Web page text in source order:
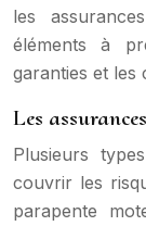
les
éléments à
garanties et les
Les
Plusieurs
couvrir les
parapente